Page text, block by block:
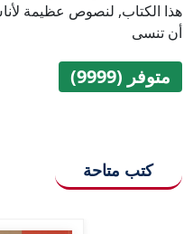
هذا الكتاب, لنصوص عظيمة
أن تنسى
متوفر (9999)
كتب متاحة